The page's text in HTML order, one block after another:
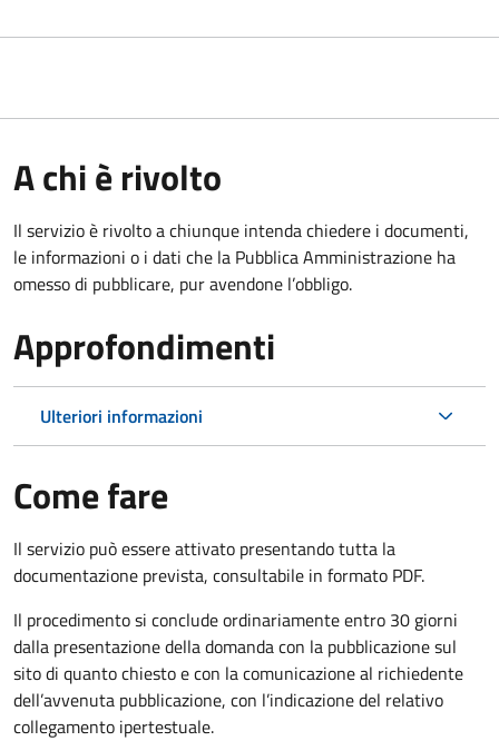
A chi è rivolto
Il servizio è rivolto a chiunque intenda chiedere i documenti,
le informazioni o i dati che la Pubblica Amministrazione ha
omesso di pubblicare, pur avendone l’obbligo.
Approfondimenti
Ulteriori informazioni
Come fare
Il servizio può essere attivato presentando tutta la
documentazione prevista, consultabile in formato PDF.
Il procedimento si conclude ordinariamente entro 30 giorni
dalla presentazione della domanda con la pubblicazione sul
sito di quanto chiesto e con la comunicazione al richiedente
dell’avvenuta pubblicazione, con l’indicazione del relativo
collegamento ipertestuale.